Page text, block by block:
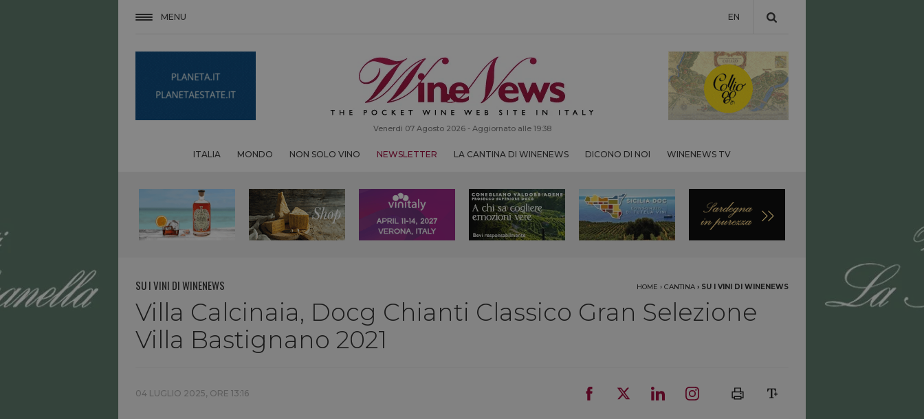
MENU EN
Venerdì 07 Agosto 2026 - Aggiornato alle 19:38
ITALIA MONDO NON SOLO VINO NEWSLETTER LA CANTINA DI WINENEWS DICONO DI NOI WINENEWS TV
SU I VINI DI WINENEWS HOME › CANTINA › SU I VINI DI WINENEWS
Villa Calcinaia, Docg Chianti Classico Gran Selezione
Villa Bastignano 2021
04 LUGLIO 2025, ORE 13:16